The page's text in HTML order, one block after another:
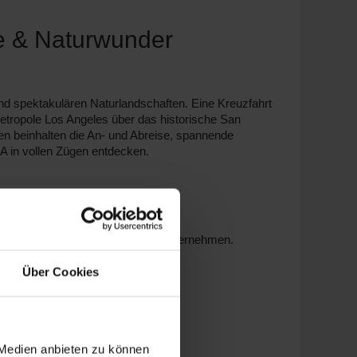
Über Cookies
anbieten zu können
& Naturwunder
spektakulären Naturlandschaften. Eine Kreuzfahrt
Los Angeles über das historische San
beinhalten die An- und Abreise, spannende
in vollen Zügen entdecken.
Kultur und Shopping.
Ausflüge ins Napa Valley unternehmen.
Kreuzfahrten.